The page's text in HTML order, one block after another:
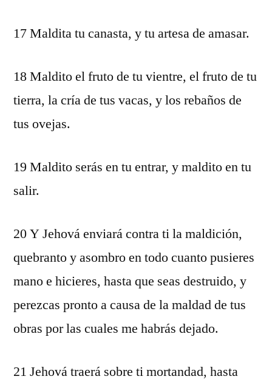
17 Maldita tu canasta, y tu artesa de amasar.
18 Maldito el fruto de tu vientre, el fruto de tu
tierra, la cría de tus vacas, y los rebaños de
tus ovejas.
19 Maldito serás en tu entrar, y maldito en tu
salir.
20 Y Jehová enviará contra ti la maldición,
quebranto y asombro en todo cuanto pusieres
mano e hicieres, hasta que seas destruido, y
perezcas pronto a causa de la maldad de tus
obras por las cuales me habrás dejado.
21 Jehová traerá sobre ti mortandad, hasta